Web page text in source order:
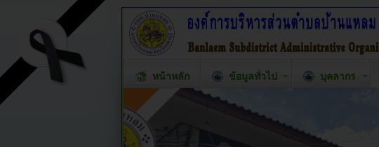
หน้าหลัก ข้อมูลทั่วไป บุคลากร